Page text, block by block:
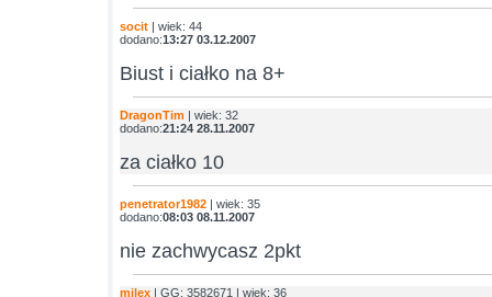
socit | wiek: 44
dodano:13:27 03.12.2007
Biust i ciałko na 8+
DragonTim | wiek: 32
dodano:21:24 28.11.2007
za ciałko 10
penetrator1982 | wiek: 35
dodano:08:03 08.11.2007
nie zachwycasz 2pkt
mjlex | GG: 3582671 | wiek: 36